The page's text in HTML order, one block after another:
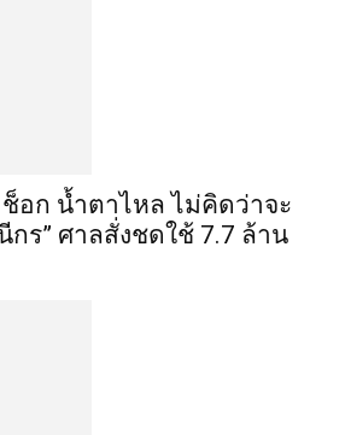
อก น้ำตาไหล ไม่คิดว่าจะ
ร” ศาลสั่งชดใช้ 7.7 ล้าน